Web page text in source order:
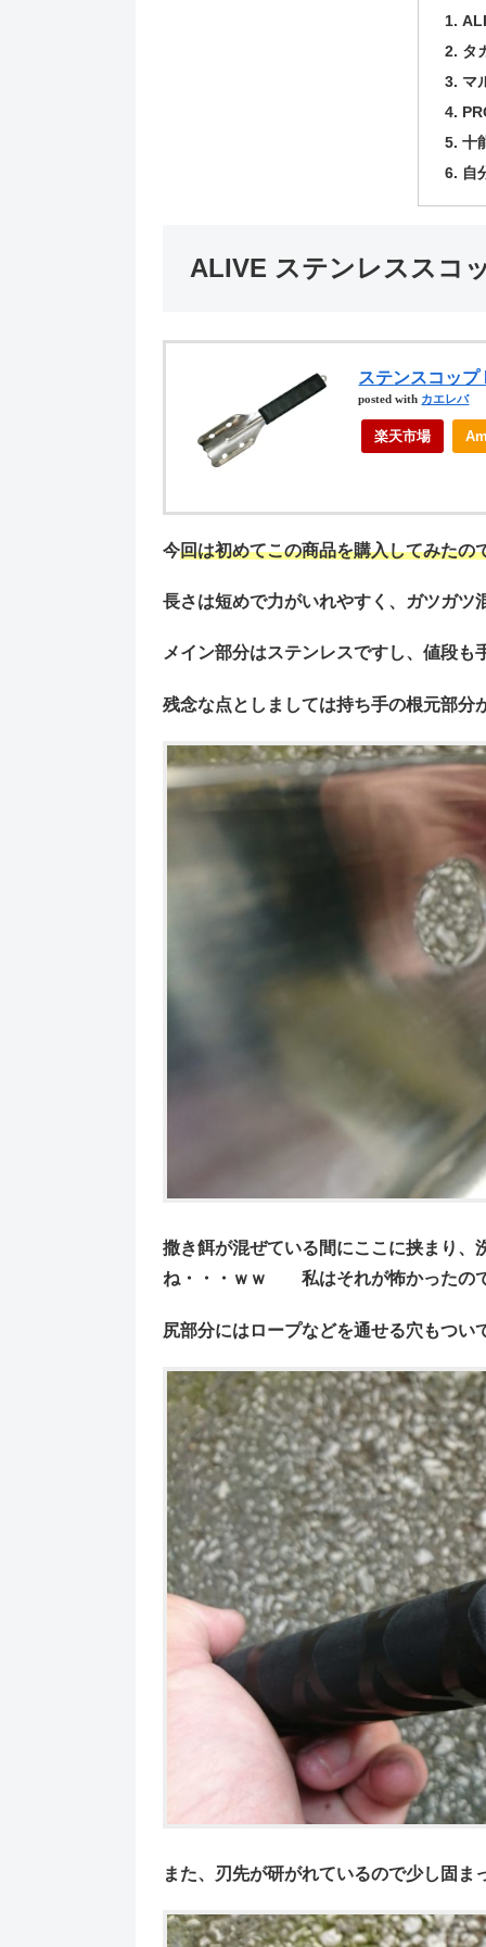
タ
マ
十
自
ALIVE ステンレススコ
ステンスコッ
posted with カエレバ
楽天市場
今回は初めてこの商品を購入してみたの
長さは短めで力がいれやすく、ガツガツ
メイン部分はステンレスですし、値段も
残念な点としましては持ち手の根元部分
撒き餌が混ぜている間にここに挟まり、
ね・・・ｗｗ 私はそれが怖かったの
尻部分にはロープなどを通せる穴もつい
また、刃先が研がれているので少し固